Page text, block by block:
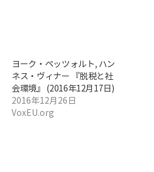
ヨーク・ペッツォルト, ハン
ネス・ヴィナー 『脱税と社
会環境』 (2016年12月17日)
2016年12月26日
VoxEU.org